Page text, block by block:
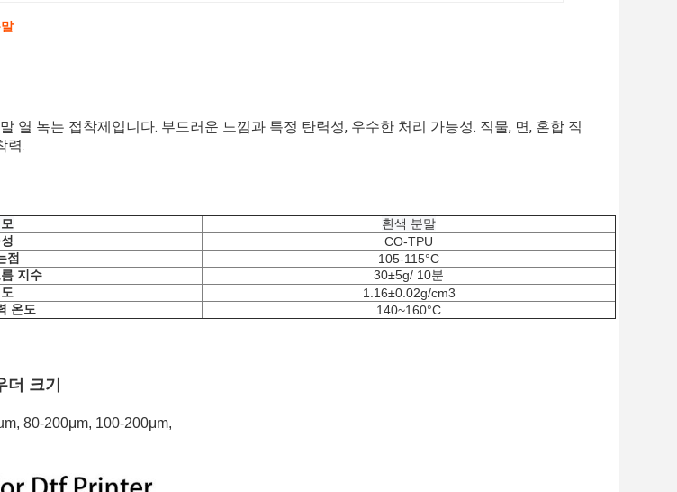
열 녹는 접착제입니다. 부드러운 느낌과 특정 탄력성, 우수한 처리 가능성. 직물, 면, 혼합 직
력.
흰색 분말
CO-TPU
점
105-115°C
지수
30±5g/ 10분
1.16±0.02g/cm3
온도
140~160°C
크기
80-200μm, 100-200μm,